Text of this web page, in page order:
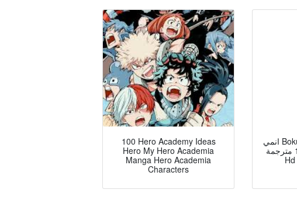
100 Hero Academy Ideas
Hero My Hero Academia
Manga Hero Academia
Characters
انمي Boku No Hero Academia
الجزء الثاني الحلقة 18 مترجمة